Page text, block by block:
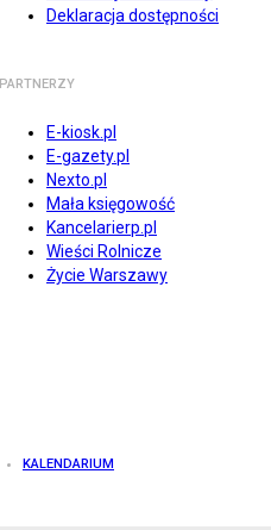
Deklaracja dostępności
PARTNERZY
E-kiosk.pl
E-gazety.pl
Nexto.pl
Mała księgowość
Kancelarierp.pl
Wieści Rolnicze
Życie Warszawy
KALENDARIUM